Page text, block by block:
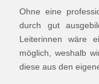
Ohne eine
durch gut
Leiterinnen wäre
möglich, weshalb
diese aus den